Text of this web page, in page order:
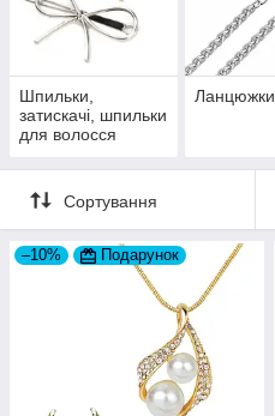
Шпильки,
затискачі, шпильки
для волосся
Ланцюжки
Сортування
–10% Подарунок